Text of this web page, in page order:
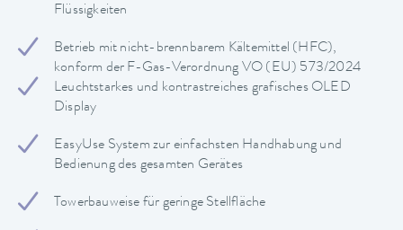
Flüssigkeiten
Betrieb mit nicht-brennbarem Kältemittel (HFC),
konform der F-Gas-Verordnung VO (EU) 573/2024
Leuchtstarkes und kontrastreiches grafisches OLED
Display
EasyUse System zur einfachsten Handhabung und
Bedienung des gesamten Gerätes
Towerbauweise für geringe Stellfläche